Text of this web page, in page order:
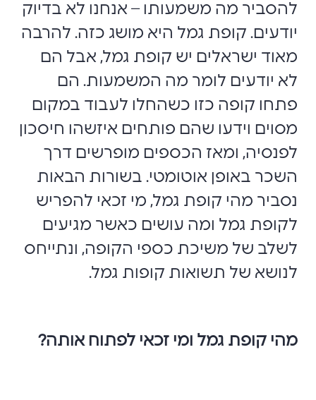
להסביר מה משמעותו – אנחנו לא בדיוק
יודעים. קופת גמל היא מושג כזה. להרבה
מאוד ישראלים יש קופת גמל, אבל הם
לא יודעים לומר מה המשמעות. הם
פתחו קופה כזו כשהחלו לעבוד במקום
מסוים וידעו שהם פותחים איזשהו חיסכון
לפנסיה, ומאז הכספים מופרשים דרך
השכר באופן אוטומטי. בשורות הבאות
נסביר מהי קופת גמל, מי זכאי להפריש
לקופת גמל ומה עושים כאשר מגיעים
לשלב של משיכת כספי הקופה, ונתייחס
לנושא של תשואות קופות גמל.
מהי קופת גמל ומי זכאי לפתוח אותה?